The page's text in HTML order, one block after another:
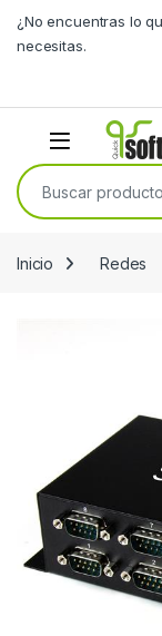
¿No encuentras lo
necesitas.
Buscar por:
Inicio Redes